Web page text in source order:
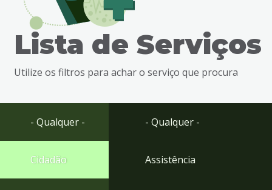
busca
Ir
rodapé
Lista de Serviços
Utilize os filtros para achar o serviço que procura
- Qualquer -
Cidadão
- Qualquer -
Assistência